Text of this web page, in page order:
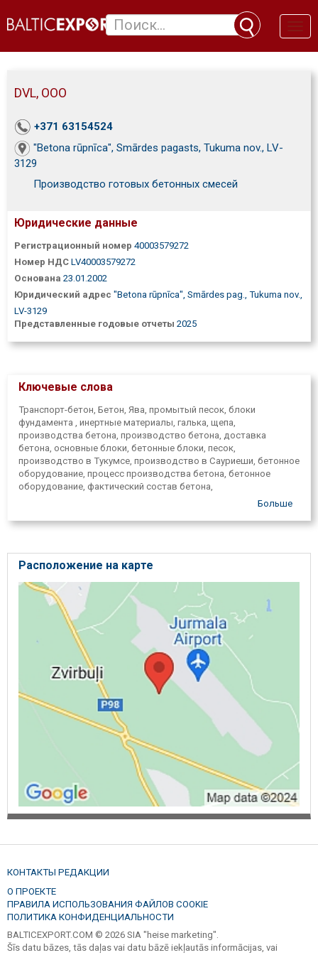
DVL, ООО
+371 63154524
"Betona rūpnīca", Smārdes pagasts, Tukuma nov., LV-
3129
Производство готовых бетонных смесей
Юридические данные
Регистрационный номер 40003579272
Номер НДС LV40003579272
Основана 23.01.2002
Юридический адрес "Betona rūpnīca", Smārdes pag., Tukuma nov.,
LV-3129
Представленные годовые отчеты 2025
Ключевые слова
Транспорт-бетон, Бетон, Ява, промытый песок, блоки
фундамента , инертные материалы, галька, щепа,
производства бетона, производство бетона, доставка
бетона, основные блоки, бетонные блоки, песок,
производство в Тукумсе, производство в Сауриеши, бетонное
оборудование, процесс производства бетона, бетонное
оборудование, фактический состав бетона,
доставка бетона в Земгале, края дорог, бордюры тротуаров,
Больше
Расположение на карте
КОНТАКТЫ РЕДАКЦИИ
О ПРОЕКТЕ
ПРАВИЛА ИСПОЛЬЗОВАНИЯ ФАЙЛОВ COOKIE
ПОЛИТИКА КОНФИДЕНЦИАЛЬНОСТИ
BALTICEXPORT.COM © 2026 SIA "heise marketing".
Šīs datu bāzes, tās daļas vai datu bāzē iekļautās informācijas, vai